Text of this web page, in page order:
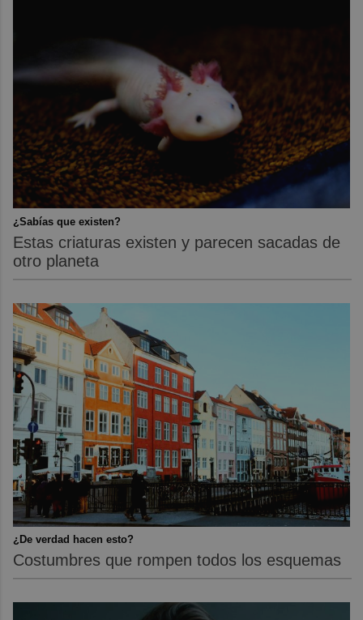
¿Sabías que existen?
Estas criaturas existen y parecen sacadas de
otro planeta
¿De verdad hacen esto?
Costumbres que rompen todos los esquemas